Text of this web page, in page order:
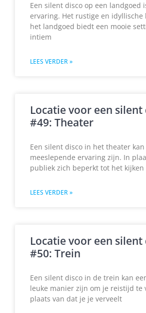
Een silent disco op een landgoed
ervaring. Het rustige en idyllische
het landgoed biedt een mooie
intiem
LEES VERDER »
Locatie voor een silent
#49: Theater
Een silent disco in het theater
meeslepende ervaring zijn. In
publiek zich beperkt tot het kijken
LEES VERDER »
Locatie voor een silent
#50: Trein
Een silent disco in de trein kan
leuke manier zijn om je reistijd te
plaats van dat je je verveelt